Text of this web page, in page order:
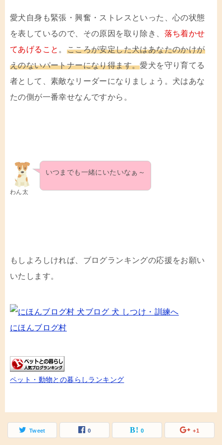
愛犬自身も緊張・興奮・ストレスといった、心の状態
を表しているので、その原因を取り除き、 落ち着かせ
てあげること 。 こころが安定した犬はあなたのかけが
えのないパートナーになり得ます。愛犬を守り育てる
者として、素敵なリーダーになりましょう。犬はあな
たの側が一番幸せなんですから。
わん太
いつまでも一緒にいたいなぁ～
もしよろしければ、ブログランキングの応援をお願い
いたします。
にほんブログ村
ペット・動物との暮らしランキング
Tweet 0 0 +1